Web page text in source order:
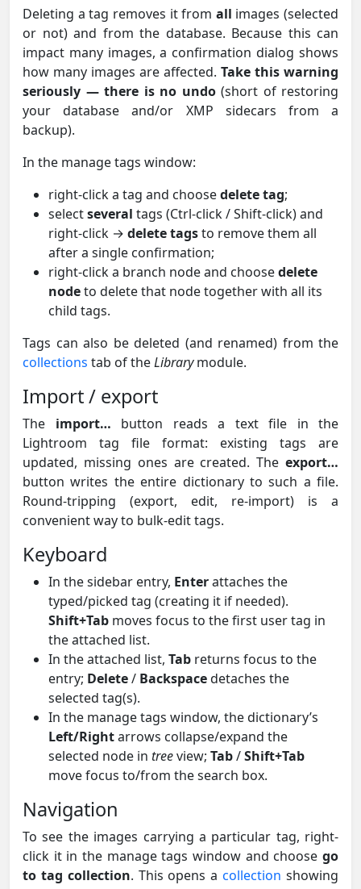
Deleting a tag removes it from all images (selected
or not) and from the database. Because this can
impact many images, a confirmation dialog shows
how many images are affected. Take this warning
seriously — there is no undo(short of restoring
your database and/or XMP sidecars from a
backup).
In the manage tags window:
right-click a tag and choosedelete tag;
selectseveral tags (Ctrl-click / Shift-click) and
right-click → delete tagsto remove them all
after a single confirmation;
right-click a branch node and choosedelete
nodeto delete that node together with all its
child tags.
Tags can also be deleted (and renamed) from the
collections tab of theLibrarymodule.
Import / export
The import… button reads a text file in the
Lightroom tag file format: existing tags are
updated, missing ones are created. The export…
button writes the entire dictionary to such a file.
Round-tripping (export, edit, re-import) is a
convenient way to bulk-edit tags.
Keyboard
In the sidebar entry, Enterattaches the
typed/picked tag (creating it if needed).
Shift+Tab moves focus to the first user tag in
the attached list.
In the attached list, Tab returns focus to the
entry; Delete/ Backspacedetaches the
selected tag(s).
In the manage tags window, the dictionary’s
Left/Rightarrows collapse/expand the
selected node in treeview; Tab/Shift+Tab
move focus to/from the search box.
Navigation
To see the images carrying a particular tag, right-
click it in the manage tags window and choose go
to tag collection. This opens acollection showing